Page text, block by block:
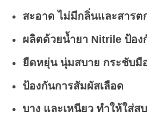
สะอาด ไม่มีกลิ่นและสารต
ผลิตด้วยน้ำยา Nitrile ป้อ
ยืดหยุ่น นุ่มสบาย กระชับมื
ป้องกันการสัมผัสเลือด
บาง และเหนียว ทำให้ใส่ส